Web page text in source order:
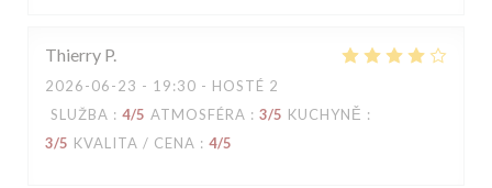
Thierry P
2026-06-23 - 19:30 - HOSTÉ 2
SLUŽBA : 4/5 ATMOSFÉRA : 3/5 KUCHYNĚ :
3/5 KVALITA / CENA : 4/5